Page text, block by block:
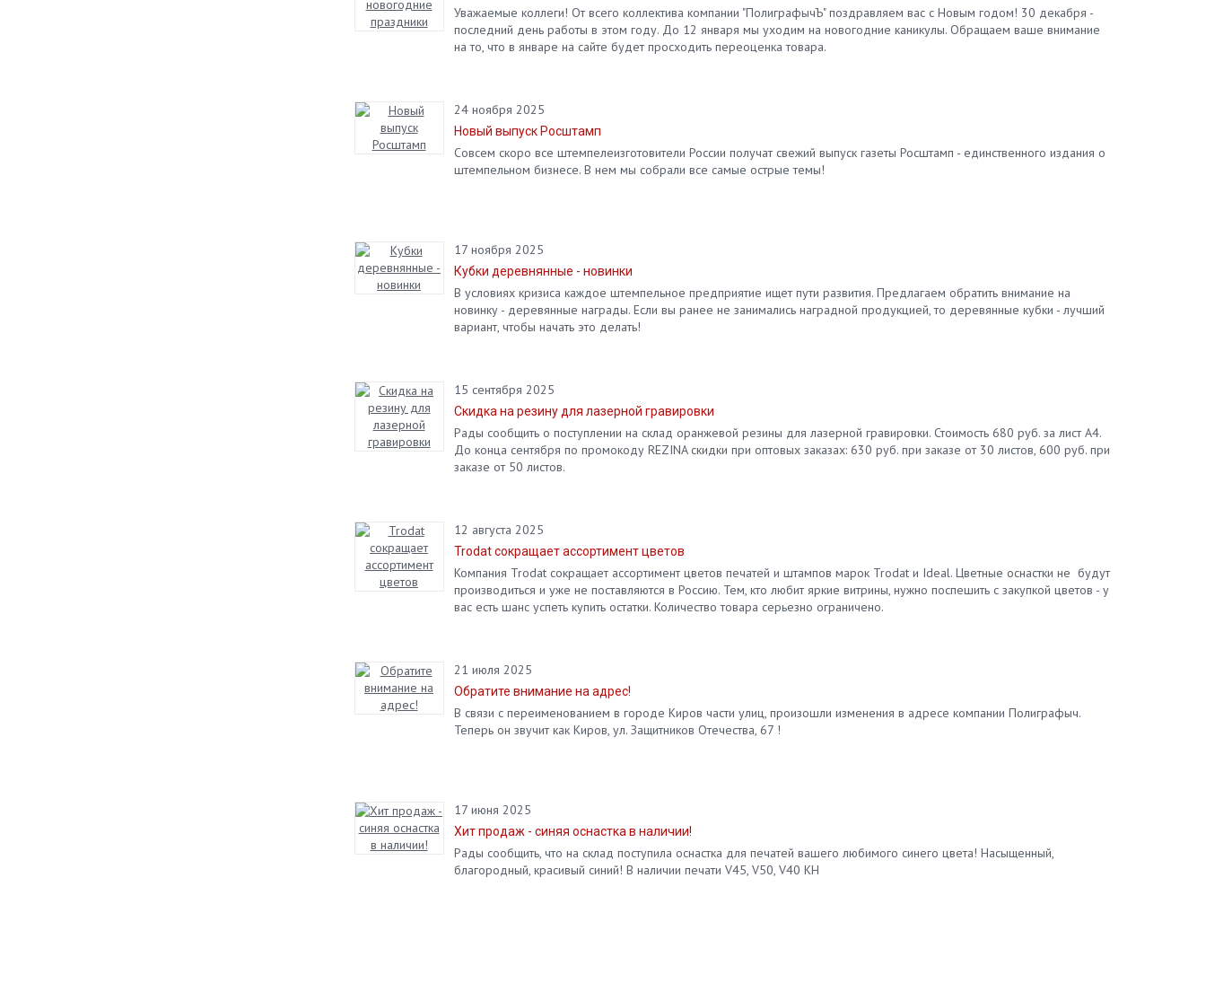
Уважаемые коллеги! От всего коллектива компании "ПолиграфычЪ" поздравляем вас с Новым годом! 30 декабря -
последний день работы в этом году. До 12 января мы уходим на новогодние каникулы. Обращаем ваше внимание
на то, что в январе на сайте будет просходить переоценка товара.
24 ноября 2025
Новый выпуск Росштамп
Совсем скоро все штемпелеизготовители России получат свежий выпуск газеты Росштамп - единственного издания о
штемпельном бизнесе. В нем мы собрали все самые острые темы!
17 ноября 2025
Кубки деревнянные - новинки
В условиях кризиса каждое штемпельное предприятие ищет пути развития. Предлагаем обратить внимание на
новинку - деревянные награды. Если вы ранее не занимались наградной продукцией, то деревянные кубки - лучший
вариант, чтобы начать это делать!
15 сентября 2025
Скидка на резину для лазерной гравировки
Рады сообщить о поступлении на склад оранжевой резины для лазерной гравировки. Стоимость 680 руб. за лист А4.
До конца сентября по промокоду REZINA скидки при оптовых заказах: 630 руб. при заказе от 30 листов, 600 руб. при
заказе от 50 листов.
12 августа 2025
Trodat сокращает ассортимент цветов
Компания Trodat сокращает ассортимент цветов печатей и штампов марок Trodat и Ideal. Цветные оснастки не будут
производиться и уже не поставляются в Россию. Тем, кто любит яркие витрины, нужно поспешить с закупкой цветов - у
вас есть шанс успеть купить остатки. Количество товара серьезно ограничено.
21 июля 2025
Обратите внимание на адрес!
В связи с переименованием в городе Киров части улиц, произошли изменения в адресе компании Полиграфыч.
Теперь он звучит как Киров, ул. Защитников Отечества, 67 !
17 июня 2025
Хит продаж - синяя оснастка в наличии!
Рады сообщить, что на склад поступила оснастка для печатей вашего любимого синего цвета! Насыщенный,
благородный, красивый синий! В наличии печати V45, V50, V40 KH